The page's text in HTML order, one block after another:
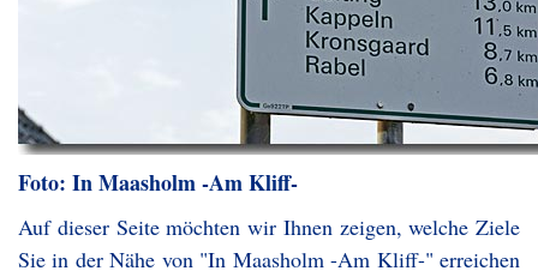
Foto: In Maasholm -Am Kliff-
Auf dieser Seite möchten wir Ihnen zeigen, welche Ziele
Sie in der Nähe von "In Maasholm -Am Kliff-" erreichen